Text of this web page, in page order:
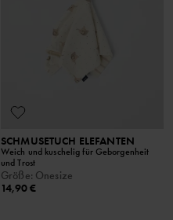
SCHMUSETUCH ELEFANTEN
Weich und kuschelig für Geborgenheit
und Trost
Größe: Onesize
14,90 €